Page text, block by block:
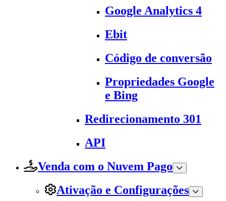
Google Analytics 4
Ebit
Código de conversão
Propriedades Google
e Bing
Redirecionamento 301
API
Venda com o Nuvem Pago
Ativação e Configurações